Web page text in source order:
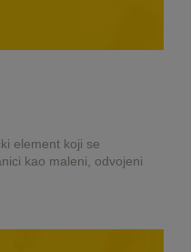
element koji se
kao maleni, odvojeni